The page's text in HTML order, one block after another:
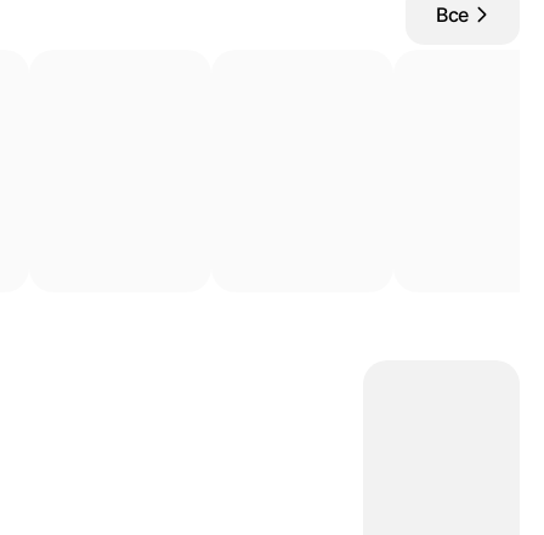
Все